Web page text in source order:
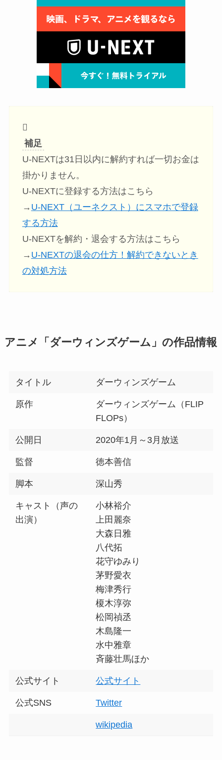
補足
U-NEXTは31日以内に解約すれば一切お金は
掛かりません。
U-NEXTに登録する方法はこちら
→ U-NEXT（ユーネクスト）にスマホで登録
する方法
U-NEXTを解約・退会する方法はこちら
→ U-NEXTの退会の仕方！解約できないとき
の対処方法
アニメ「ダーウィンズゲーム」の作品情報
タイトル ダーウィンズゲーム
原作
ダーウィンズゲーム（FLIP
FLOPs）
公開日 2020年1月～3月放送
監督 徳本善信
脚本 深山秀
キャスト（声の
出演）
小林裕介
上田麗奈
大森日雅
八代拓
花守ゆみり
茅野愛衣
梅津秀行
榎木淳弥
松岡禎丞
木島隆一
水中雅章
斉藤壮馬ほか
公式サイト 公式サイト
公式SNS Twitter
wikipedia